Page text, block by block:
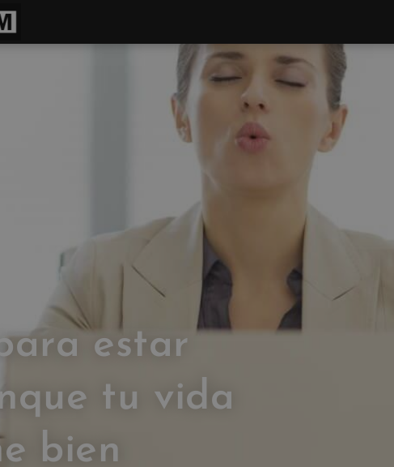
estar
tu vida
bien